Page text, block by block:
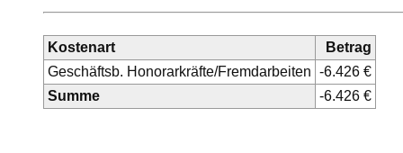
Kostenart
Betrag
Geschäftsb. Honorarkräfte/Fremdarbeiten -6.426 €
Summe
-6.426 €